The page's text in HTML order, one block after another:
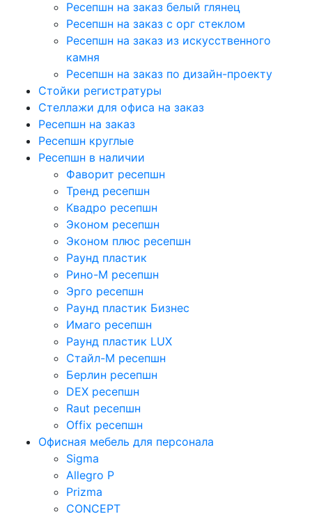
Ресепшн на заказ белый глянец
Ресепшн на заказ с орг стеклом
Ресепшн на заказ из искусственного
камня
Ресепшн на заказ по дизайн-проекту
Стойки регистратуры
Стеллажи для офиса на заказ
Ресепшн на заказ
Ресепшн круглые
Ресепшн в наличии
Фаворит ресепшн
Тренд ресепшн
Квадро ресепшн
Эконом ресепшн
Эконом плюс ресепшн
Раунд пластик
Рино-М ресепшн
Эрго ресепшн
Раунд пластик Бизнес
Имаго ресепшн
Раунд пластик LUX
Стайл-М ресепшн
Берлин ресепшн
DEX ресепшн
Raut ресепшн
Offix ресепшн
Офисная мебель для персонала
Sigma
Allegro P
Prizma
CONCEPT